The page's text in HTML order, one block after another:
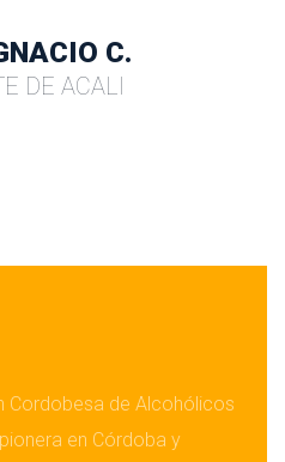
C.
DE ACALI
Cordobesa de Alcohólicos
en Córdoba y